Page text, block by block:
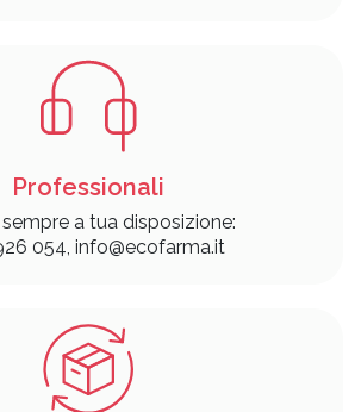
Professionali
a tua disposizione:
054, info@ecofarma.it